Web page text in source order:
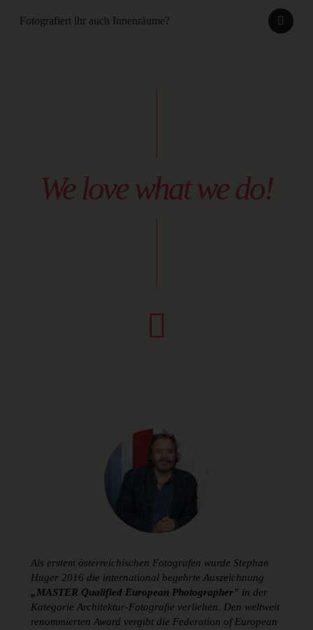
Fotografiert ihr auch Innenräume?
We love what we do!
Als erstem österreichischen Fotografen wurde Stephan
Huger 2016 die international begehrte Auszeichnung
„MASTER Qualified European Photographer" in der
Kategorie Architektur-Fotografie verliehen. Den weltweit
renommierten Award vergibt die Federation of European